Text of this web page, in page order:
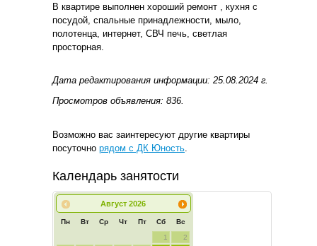
В квартире выполнен хороший ремонт , кухня с
посудой, спальные принадлежности, мыло,
полотенца, интернет, СВЧ печь, светлая
просторная.
Дата редактирования информации: 25.08.2024 г.
Просмотров объявления: 836.
Возможно вас заинтересуют другие квартиры
посуточно рядом с ДК Юность
Календарь занятости
Август 2026
Пн Вт Ср Чт Пт Сб Вс
1
2